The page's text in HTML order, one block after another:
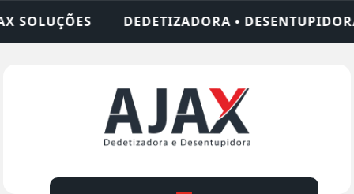
• DESENTUPIDORA • LIMPEZA DE FOSSA •